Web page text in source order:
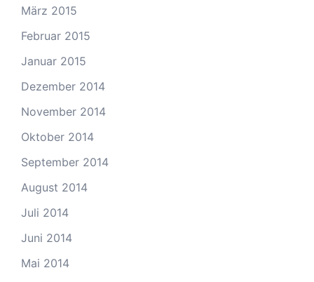
März 2015
Februar 2015
Januar 2015
Dezember 2014
November 2014
Oktober 2014
September 2014
August 2014
Juli 2014
Juni 2014
Mai 2014